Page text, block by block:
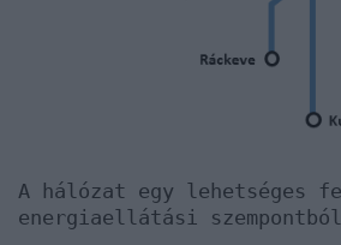
A hálózat egy lehetséges
energiaellátási szempontból